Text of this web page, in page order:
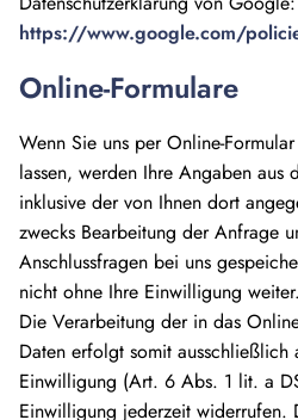
https://www.google.com/
Online-Formulare
Wenn Sie uns per Online-
lassen, werden Ihre Angaben aus
inklusive der von Ihnen dort
zwecks Bearbeitung der Anfrage
Anschlussfragen bei uns
nicht ohne Ihre Einwilligung weiter.
Die Verarbeitung der in das
Daten erfolgt somit
Einwilligung (Art. 6 Abs. 1 lit. a
Einwilligung jederzeit widerrufen.